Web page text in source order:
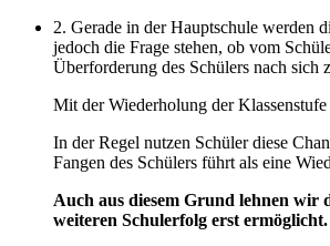
2. Gerade in der Hauptschule werden
jedoch die Frage stehen, ob vom
Überforderung des Schülers nach sich
Mit der Wiederholung der
In der Regel nutzen Schüler diese
Fangen des Schülers führt als eine
Auch aus diesem Grund lehnen wir
weiteren Schulerfolg erst ermöglicht.